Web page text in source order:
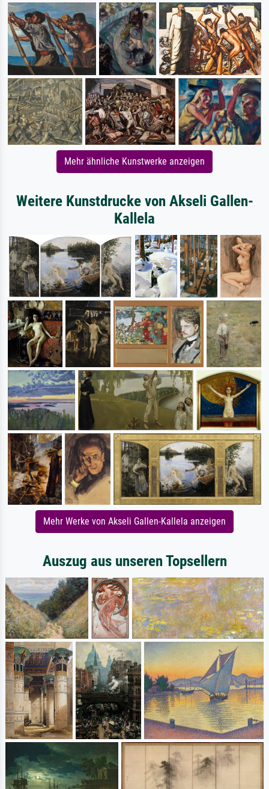
Mehr ähnliche Kunstwerke anzeigen
Weitere Kunstdrucke von Akseli Gallen-
Kallela
Mehr Werke von Akseli Gallen-Kallela anzeigen
Auszug aus unseren Topsellern